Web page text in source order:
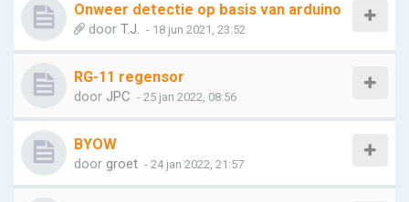
Onweer detectie op basis van arduino
door T.J. - 18 jun 2021, 23:52
RG-11 regensor
door JPC - 25 jan 2022, 08:56
BYOW
door groet - 24 jan 2022, 21:57